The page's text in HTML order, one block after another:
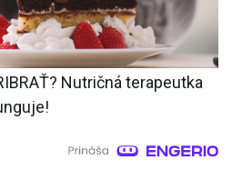
Nutričná terapeutka